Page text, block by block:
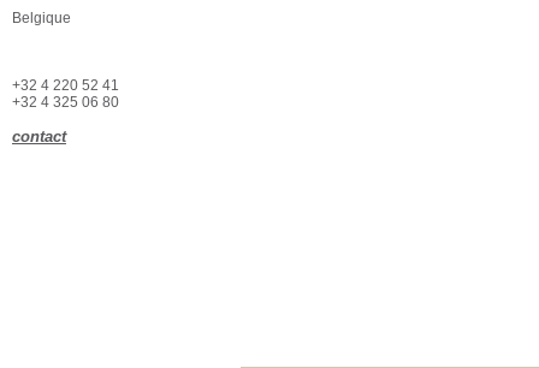
Belgique
+32 4 220 52 41
+32 4 325 06 80
contact